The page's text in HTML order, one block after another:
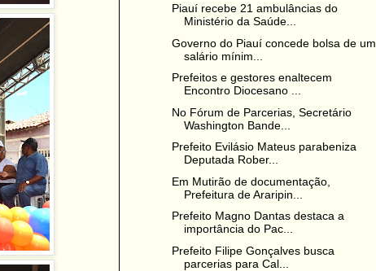
Piauí recebe 21 ambulâncias do
Ministério da Saúde...
Governo do Piauí concede bolsa de um
salário mínim...
Prefeitos e gestores enaltecem
Encontro Diocesano ...
No Fórum de Parcerias, Secretário
Washington Bande...
Prefeito Evilásio Mateus parabeniza
Deputada Rober...
Em Mutirão de documentação,
Prefeitura de Araripin...
Prefeito Magno Dantas destaca a
importância do Pac...
Prefeito Filipe Gonçalves busca
parcerias para Cal...